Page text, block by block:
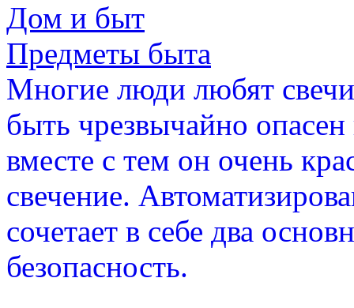
Дом и быт
Предметы быта
Многие люди любят
быть чрезвычайно
вместе с тем он очень
свечение.
сочетает в себе два
безопасность.